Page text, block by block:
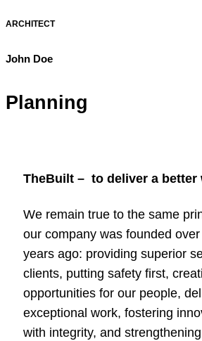
ARCHITECT
John Doe
Planning
TheBuilt – to deliver a better
We remain true to the same
our company was founded
years ago: providing superior
clients, putting safety first,
opportunities for our people,
exceptional work, fostering
with integrity, and